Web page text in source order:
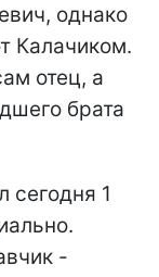
однако
Калачиком.
отец, а
брата
1
-